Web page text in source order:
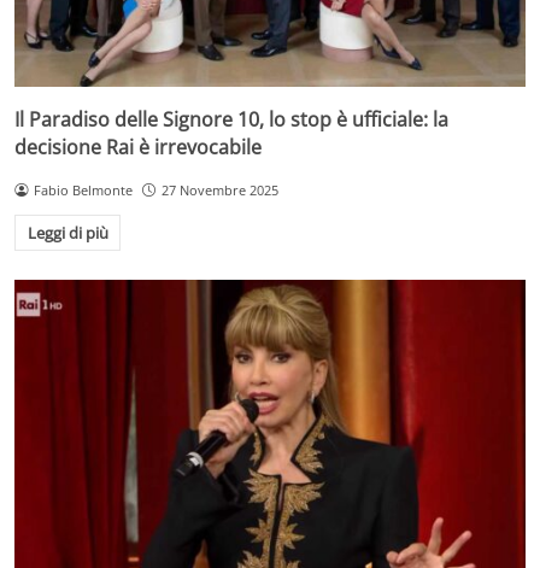
Il Paradiso delle Signore 10, lo stop è ufficiale: la
decisione Rai è irrevocabile
Fabio Belmonte 27 Novembre 2025
Leggi di più